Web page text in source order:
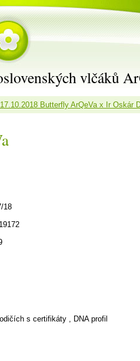
vlčáků
Butterfly ArQeVa x Ir Oskár
18
s certifikáty , DNA profil